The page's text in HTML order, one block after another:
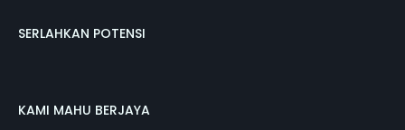
SERLAHKAN POTENSI
KAMI MAHU BERJAYA